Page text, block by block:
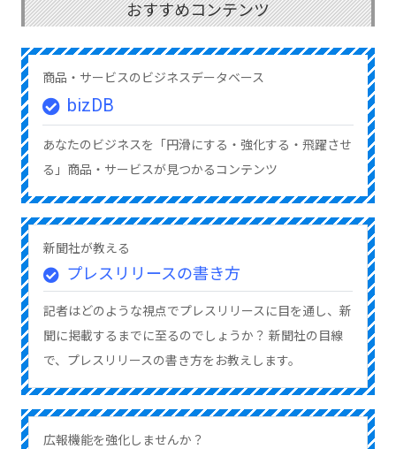
おすすめコンテンツ
商品・サービスのビジネスデータベース
bizDB
あなたのビジネスを「円滑にする・強化する・飛躍させ
る」商品・サービスが見つかるコンテンツ
新聞社が教える
プレスリリースの書き方
記者はどのような視点でプレスリリースに目を通し、新
聞に掲載するまでに至るのでしょうか？ 新聞社の目線
で、プレスリリースの書き方をお教えします。
広報機能を強化しませんか？